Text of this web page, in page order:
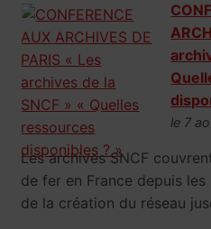
le 7
Les archives SNCF
de fer en France depuis
de la création du réseau